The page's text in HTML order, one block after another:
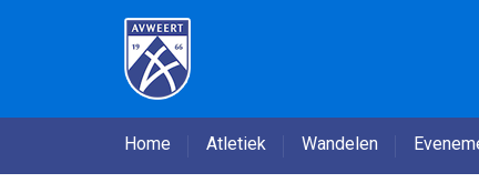
Home Atletiek Wandelen